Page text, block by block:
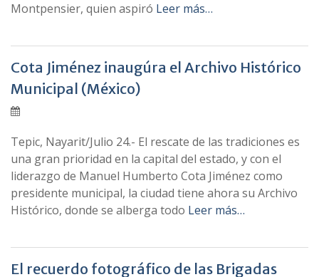
Montpensier, quien aspiró Leer más…
Cota Jiménez inaugúra el Archivo Histórico
Municipal (México)
Tepic, Nayarit/Julio 24.- El rescate de las tradiciones es
una gran prioridad en la capital del estado, y con el
liderazgo de Manuel Humberto Cota Jiménez como
presidente municipal, la ciudad tiene ahora su Archivo
Histórico, donde se alberga todo Leer más…
El recuerdo fotográfico de las Brigadas